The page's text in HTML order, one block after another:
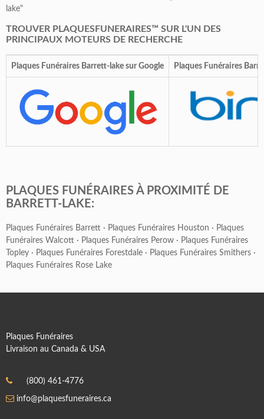
lake"
TROUVER PLAQUESFUNERAIRES™ SUR L'UN DES
PRINCIPAUX MOTEURS DE RECHERCHE
Plaques Funéraires Barrett-lake sur Google Plaques Funéraires
PLAQUES FUNÉRAIRES À PROXIMITÉ DE
BARRETT-LAKE:
Plaques Funéraires Barrett · Plaques Funéraires Houston · Plaques
Funéraires Walcott · Plaques Funéraires Perow · Plaques Funéraires
Topley · Plaques Funéraires Forestdale · Plaques Funéraires Smithers ·
Plaques Funéraires Rose Lake
Plaques Funéraires
Livraison au Canada & USA
(800) 461-4776
info@plaquesfuneraires.ca